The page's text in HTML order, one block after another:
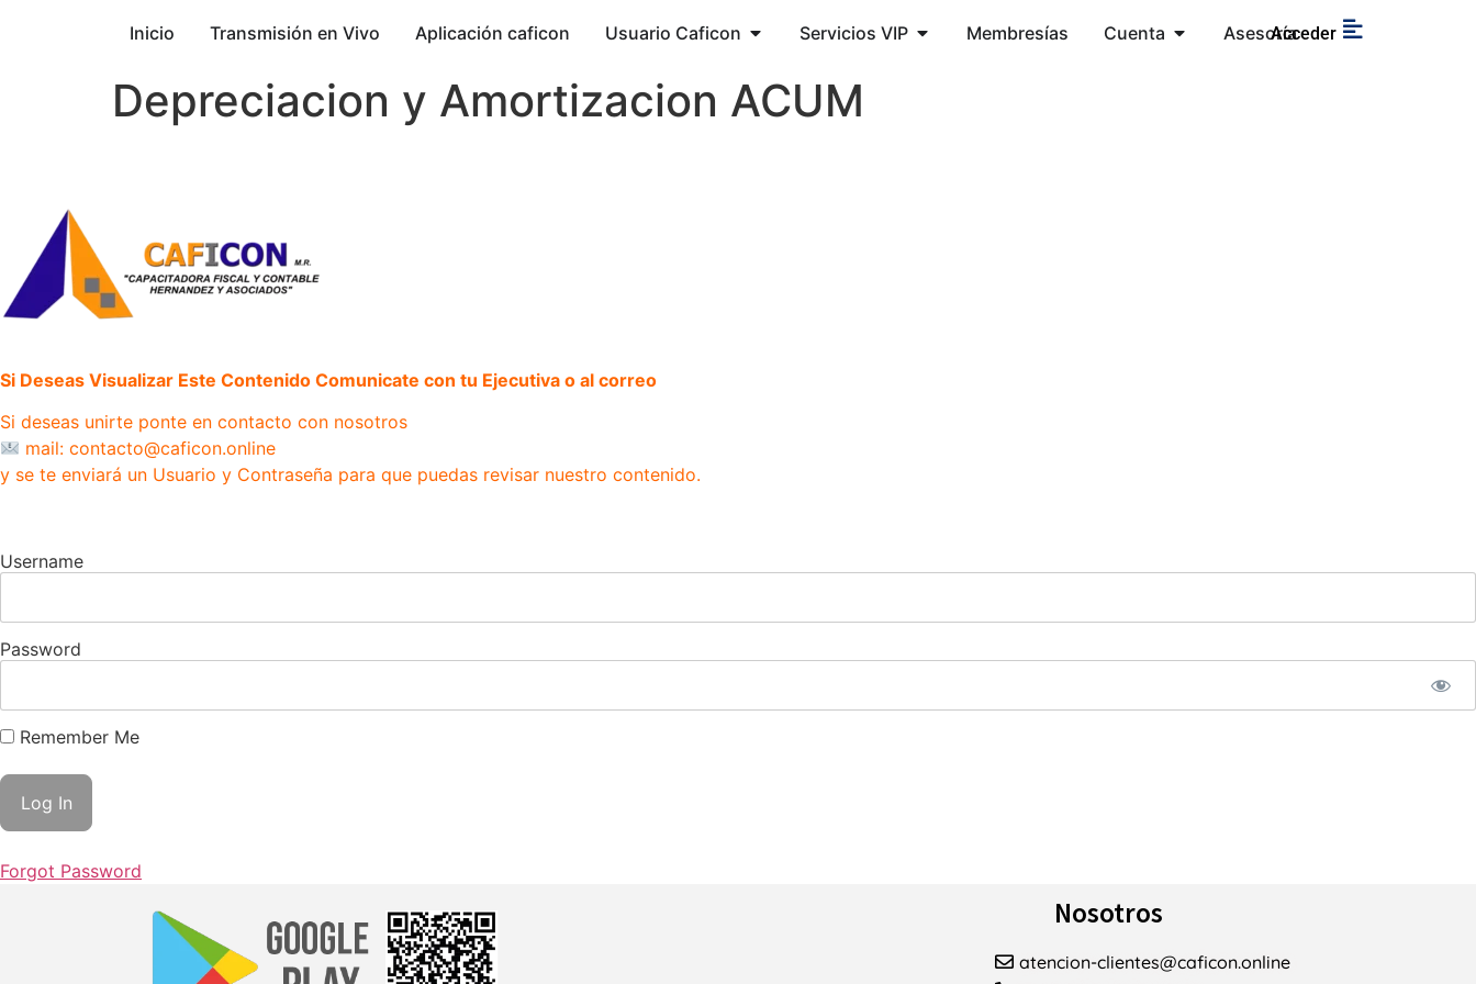
Inicio Transmisión en Vivo Aplicación caficon Usuario Caficon Servicios VIP Membresías Cuenta AsesoríaAcceder
Depreciacion y Amortizacion ACUM
Si Deseas Visualizar Este Contenido Comunicate con tu Ejecutiva o al correo
Si deseas unirte ponte en contacto con nosotros
mail: contacto@caficon.online
y se te enviará un Usuario y Contraseña para que puedas revisar nuestro contenido.
Username
Password
Remember Me
Forgot Password
Nosotros
atencion-clientes@caficon.online